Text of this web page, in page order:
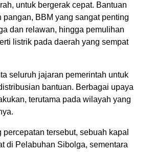
untuk bergerak cepat. Bantuan
pangan, BBM yang sangat penting
dan relawan, hingga pemulihan
listrik pada daerah yang sempat
seluruh jajaran pemerintah untuk
bantuan. Berbagai upaya
terutama pada wilayah yang
percepatan tersebut, sebuah kapal
di Pelabuhan Sibolga, sementara